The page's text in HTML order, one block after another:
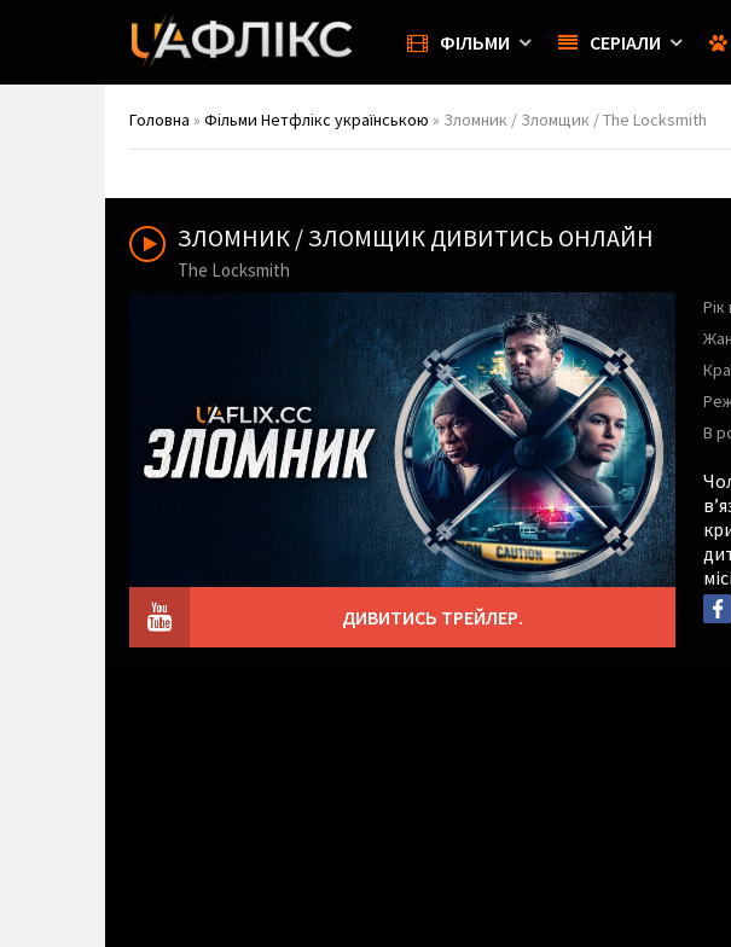
ФІЛЬМИ СЕРІАЛИ
Головна » Фільми Нетфлікс українською » Зломник / Зломщик / The Locksmith
ЗЛОМНИК / ЗЛОМЩИК ДИВИТИСЬ ОНЛАЙН
The Locksmith
В
ДИВИТИСЬ ТРЕЙЛЕР.